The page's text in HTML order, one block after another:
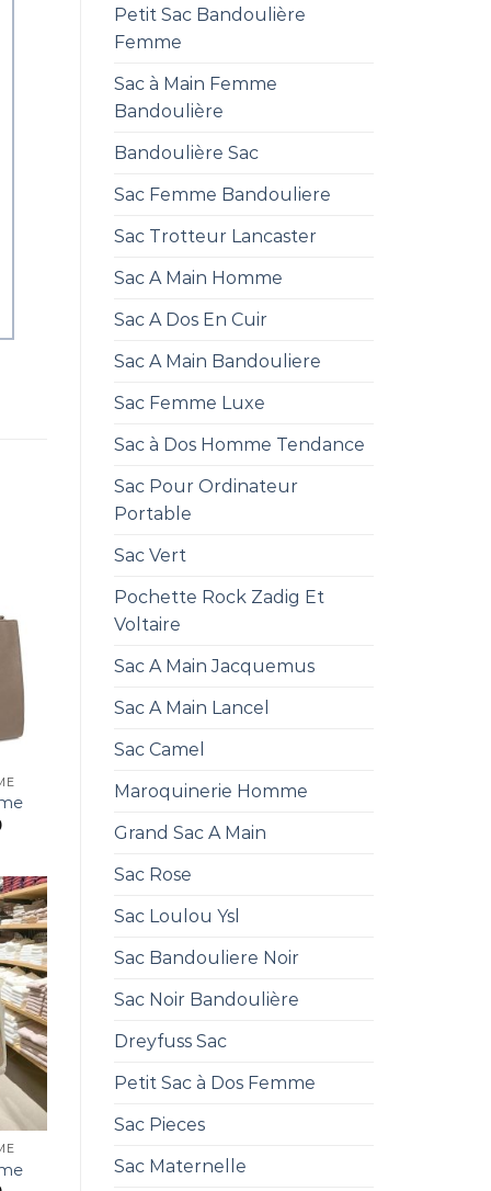
Petit Sac Bandoulière
Femme
Sac à Main Femme
Bandoulière
Bandoulière Sac
Sac Femme Bandouliere
Sac Trotteur Lancaster
Sac A Main Homme
Sac A Dos En Cuir
Sac A Main Bandouliere
Sac Femme Luxe
Sac à Dos Homme Tendance
Sac Pour Ordinateur
Portable
Sac Vert
Pochette Rock Zadig Et
Voltaire
Sac A Main Jacquemus
Sac A Main Lancel
Sac Camel
Maroquinerie Homme
Grand Sac A Main
Sac Rose
Sac Loulou Ysl
Sac Bandouliere Noir
Sac Noir Bandoulière
Dreyfuss Sac
Petit Sac à Dos Femme
Sac Pieces
Sac Maternelle